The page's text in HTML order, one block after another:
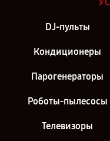
Ремонт телевизора
DJ-пульты
Кондиционеры
Парогенераторы
Роботы-пылесосы
Телевизоры